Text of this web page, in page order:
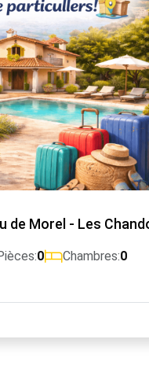
de Morel - Les
0 Chambres:0